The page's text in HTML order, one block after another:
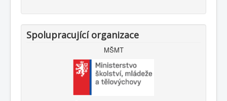
Spolupracující organizace
MŠMT